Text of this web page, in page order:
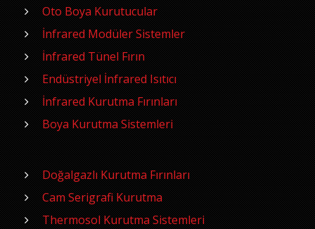
Oto Boya Kurutucular
İnfrared Modüler Sistemler
İnfrared Tünel Fırın
Endüstriyel İnfrared Isıtıcı
İnfrared Kurutma Fırınları
Boya Kurutma Sistemleri
Doğalgazlı Kurutma Fırınları
Cam Serigrafi Kurutma
Thermosol Kurutma Sistemleri